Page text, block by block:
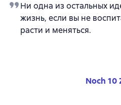
Ни одна из остальных
жизнь, если вы не
расти и меняться.
Noch 10